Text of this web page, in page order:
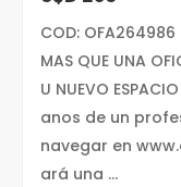
COD: OFA264986
MAS QUE UNA
U NUEVO
anos de un
navegar en
ará una ...